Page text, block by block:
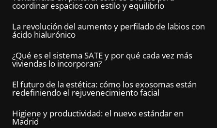
coordinar espacios con estilo y equilibrio
La revolución del aumento y perfilado de labios con
ácido hialurónico
¿Qué es el sistema SATE y por qué cada vez más
viviendas lo incorporan?
El futuro de la estética: cómo los exosomas están
redefiniendo el rejuvenecimiento facial
Higiene y productividad: el nuevo estándar en
Madrid